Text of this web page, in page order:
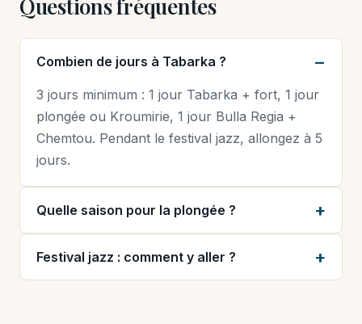
Questions fréquentes
Combien de jours à Tabarka ?
3 jours minimum : 1 jour Tabarka + fort, 1 jour
plongée ou Kroumirie, 1 jour Bulla Regia +
Chemtou. Pendant le festival jazz, allongez à 5
jours.
Quelle saison pour la plongée ?
Festival jazz : comment y aller ?